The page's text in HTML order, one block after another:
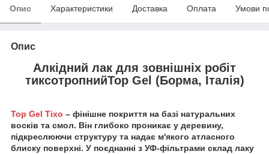
Опис Характеристики Доставка Оплата Умови
Опис
Алкідний лак для зовнішніх робіт
тиксотропнийTop Gel (Борма, Італія)
Top Gel Tixo – фінішне покриття на базі натуральних
восків та смол. Він глибоко проникає у деревину,
підкреслюючи структуру та надає м'якого атласного
блиску поверхні. У поєднанні з УФ-фільтрами склад лаку